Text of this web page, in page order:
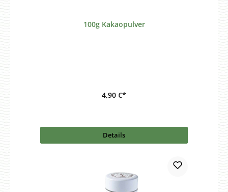
100g Kakaopulver
4,90 €*
Details